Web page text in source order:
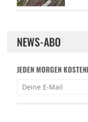
NEWS-ABO
JEDEN MORGEN